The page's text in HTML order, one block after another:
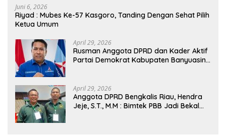
Juni 6, 2026
Riyad : Mubes Ke-57 Kasgoro, Tanding Dengan Sehat Pilih
Ketua Umum
April 29, 2026
Rusman Anggota DPRD dan Kader Aktif
Partai Demokrat Kabupaten Banyuasin
April 29, 2026
Anggota DPRD Bengkalis Riau, Hendra
Jeje, S.T., M.M : Bimtek PBB Jadi Bekal